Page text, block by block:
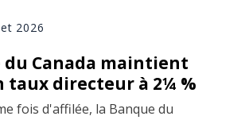
2026
du Canada maintient
taux directeur à 2¼ %
fois d'affilée, la Banque du